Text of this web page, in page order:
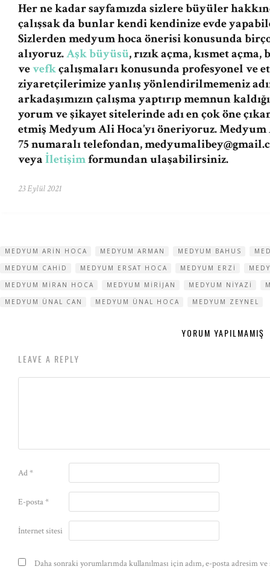
Her ne kadar sayfamızda sizlere büyüler
çalışsak da bunlar kendi kendinize evde
Sizlerden medyum hoca önerisi konusunda
alıyoruz.Aşk büyüsü, rızık açma, kısmet açma,
vevefkçalışmaları konusunda profesyonel ve
ziyaretçilerimize yanlış yönlendirilmemeniz
arkadaşımızın çalışma yaptırıp memnun
yorum ve şikayet sitelerinde adı en çok öne
etmiş Medyum Ali Hoca’yı öneriyoruz. Medyum
75 numaralı telefondan,
veyaİletişimformundan ulaşabilirsiniz.
23 Eylül 2021
MEDYUM ARIN HOCA MEDYUM ARMAN MEDYUM BAHUS
MEDYUM CAHID
MEDYUM ERSAT HOCA MEDYUM ERZI
MEDYUM MIRAN HOCA
MEDYUM MIRIJAN MEDYUM NIYAZI
MEDYUM ÜNAL CAN
MEDYUM ÜNAL HOCA MEDYUM ZEYNEL
YORUM YAPILMAMIŞ
LEAVE A REPLY
Ad*
E-posta*
İnternet sitesi
Daha sonraki yorumlarımda kullanılması için adım, e-posta adresim